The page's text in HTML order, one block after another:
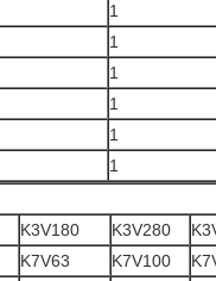
1
1
1
1
1
1
K3V180 K3V280
K7V63 K7V100